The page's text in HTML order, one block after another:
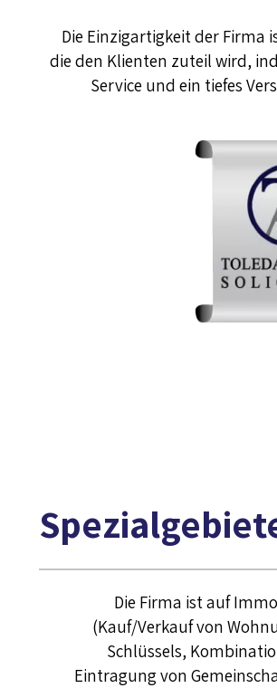
Die Einzigartigkeit der Firma
die den Klienten zuteil wird,
Service und ein tiefes
Die Firma ist auf
(Kauf/Verkauf von
Schlüssels,
Eintragung von